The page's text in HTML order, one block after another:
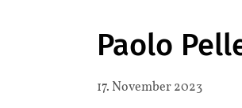
Paolo
17. November 2023